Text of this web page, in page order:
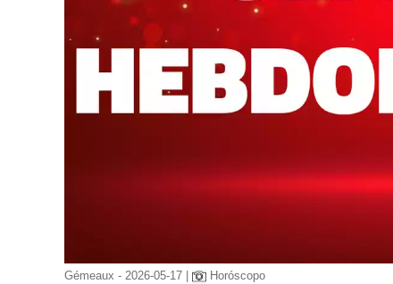
Gémeaux - 2026-05-17 | Horóscopo